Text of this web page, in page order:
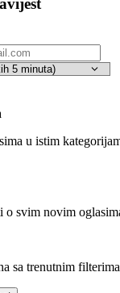
u istim
o svim novim
sa trenutnim